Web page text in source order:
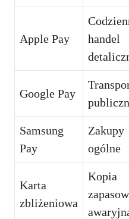
Apple Pay
handel
Google Pay
Samsung
Pay
Zakupy
ogólne
Karta
zbliżeniowa
Kopia